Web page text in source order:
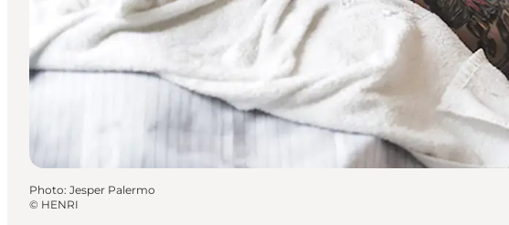
Photo: Jesper Palermo
© HENRI